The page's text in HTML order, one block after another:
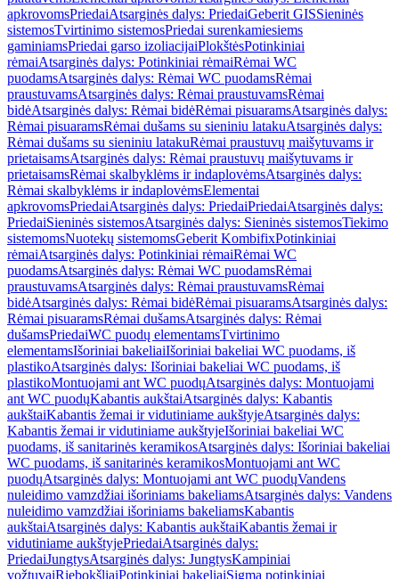
apkrovomsPriedaiAtsarginės dalys: PriedaiGeberit GISSieninės
sistemosTvirtinimo sistemosPriedai surenkamiesiems
gaminiamsPriedai garso izoliacijaiPlokštėsPotinkiniai
rėmaiAtsarginės dalys: Potinkiniai rėmaiRėmai WC
puodamsAtsarginės dalys: Rėmai WC puodamsRėmai
praustuvamsAtsarginės dalys: Rėmai praustuvamsRėmai
bidėAtsarginės dalys: Rėmai bidėRėmai pisuaramsAtsarginės dalys:
Rėmai pisuaramsRėmai dušams su sieniniu latakuAtsarginės dalys:
Rėmai dušams su sieniniu latakuRėmai praustuvų maišytuvams ir
prietaisamsAtsarginės dalys: Rėmai praustuvų maišytuvams ir
prietaisamsRėmai skalbyklėms ir indaplovėmsAtsarginės dalys:
Rėmai skalbyklėms ir indaplovėmsElementai
apkrovomsPriedaiAtsarginės dalys: PriedaiPriedaiAtsarginės dalys:
PriedaiSieninės sistemosAtsarginės dalys: Sieninės sistemosTiekimo
sistemomsNuotekų sistemomsGeberit KombifixPotinkiniai
rėmaiAtsarginės dalys: Potinkiniai rėmaiRėmai WC
puodamsAtsarginės dalys: Rėmai WC puodamsRėmai
praustuvamsAtsarginės dalys: Rėmai praustuvamsRėmai
bidėAtsarginės dalys: Rėmai bidėRėmai pisuaramsAtsarginės dalys:
Rėmai pisuaramsRėmai dušamsAtsarginės dalys: Rėmai
dušamsPriedaiWC puodų elementamsTvirtinimo
elementamsIšoriniai bakeliaiIšoriniai bakeliai WC puodams, iš
plastikoAtsarginės dalys: Išoriniai bakeliai WC puodams, iš
plastikoMontuojami ant WC puodųAtsarginės dalys: Montuojami
ant WC puodųKabantis aukštaiAtsarginės dalys: Kabantis
aukštaiKabantis žemai ir vidutiniame aukštyjeAtsarginės dalys:
Kabantis žemai ir vidutiniame aukštyjeIšoriniai bakeliai WC
puodams, iš sanitarinės keramikosAtsarginės dalys: Išoriniai bakeliai
WC puodams, iš sanitarinės keramikosMontuojami ant WC
puodųAtsarginės dalys: Montuojami ant WC puodųVandens
nuleidimo vamzdžiai išoriniams bakeliamsAtsarginės dalys: Vandens
nuleidimo vamzdžiai išoriniams bakeliamsKabantis
aukštaiAtsarginės dalys: Kabantis aukštaiKabantis žemai ir
vidutiniame aukštyjePriedaiAtsarginės dalys:
PriedaiJungtysAtsarginės dalys: JungtysKampiniai
vožtuvaiRiebokšliaiPotinkiniai bakeliaiSigma potinkiniai